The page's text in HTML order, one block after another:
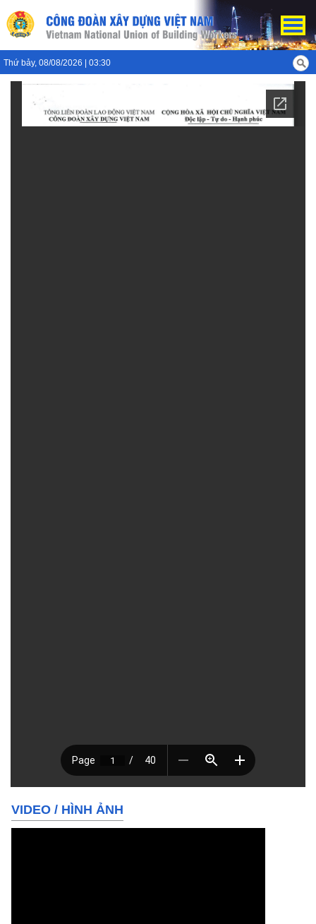
Thứ bảy, 08/08/2026 | 03:30
VIDEO / HÌNH ẢNH